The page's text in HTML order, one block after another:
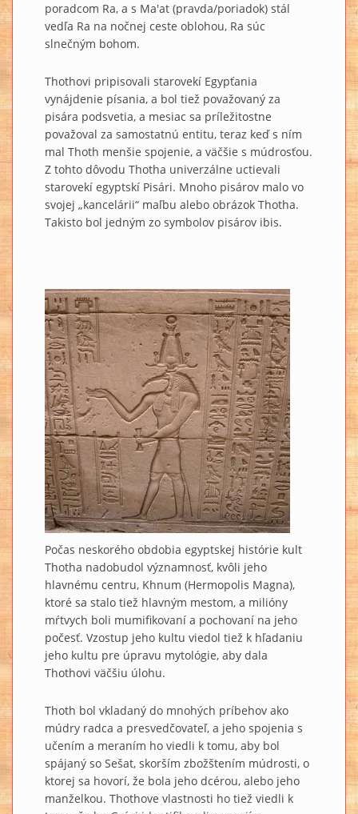
poradcom Ra, a s Ma'at (pravda/poriadok) stál
vedľa Ra na nočnej ceste oblohou, Ra súc
slnečným bohom.
Thothovi pripisovali starovekí Egypťania
vynájdenie písania, a bol tiež považovaný za
pisára podsvetia, a mesiac sa príležitostne
považoval za samostatnú entitu, teraz keď s ním
mal Thoth menšie spojenie, a väčšie s múdrosťou.
Z tohto dôvodu Thotha univerzálne uctievali
starovekí egyptskí Pisári. Mnoho pisárov malo vo
svojej „kancelárii“ maľbu alebo obrázok Thotha.
Takisto bol jedným zo symbolov pisárov ibis.
Počas neskorého obdobia egyptskej histórie kult
Thotha nadobudol významnosť, kvôli jeho
hlavnému centru, Khnum (Hermopolis Magna),
ktoré sa stalo tiež hlavným mestom, a milióny
mŕtvych boli mumifikovaní a pochovaní na jeho
počesť. Vzostup jeho kultu viedol tiež k hľadaniu
jeho kultu pre úpravu mytológie, aby dala
Thothovi väčšiu úlohu.
Thoth bol vkladaný do mnohých príbehov ako
múdry radca a presvedčovateľ, a jeho spojenia s
učením a meraním ho viedli k tomu, aby bol
spájaný so Sešat, skorším zbožštením múdrosti, o
ktorej sa hovorí, že bola jeho dcérou, alebo jeho
manželkou. Thothove vlastnosti ho tiež viedli k